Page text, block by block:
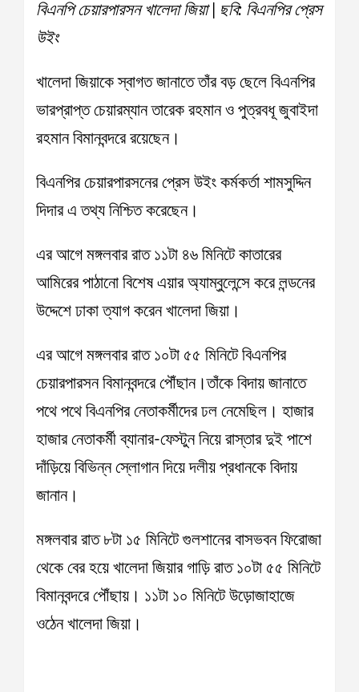
বিএনপি চেয়ারপারসন খালেদা জিয়া | ছবি: বিএনপির প্রেস
উইং
খালেদা জিয়াকে স্বাগত জানাতে তাঁর বড় ছেলে বিএনপির
ভারপ্রাপ্ত চেয়ারম্যান তারেক রহমান ও পুত্রবধূ জুবাইদা
রহমান বিমানবন্দরে রয়েছেন।
বিএনপির চেয়ারপারসনের প্রেস উইং কর্মকর্তা শামসুদ্দিন
দিদার এ তথ্য নিশ্চিত করেছেন।
এর আগে মঙ্গলবার রাত ১১টা ৪৬ মিনিটে কাতারের
আমিরের পাঠানো বিশেষ এয়ার অ্যাম্বুলেন্সে করে লন্ডনের
উদ্দেশে ঢাকা ত্যাগ করেন খালেদা জিয়া।
এর আগে মঙ্গলবার রাত ১০টা ৫৫ মিনিটে বিএনপির
চেয়ারপারসন বিমানবন্দরে পৌঁছান।তাঁকে বিদায় জানাতে
পথে পথে বিএনপির নেতাকর্মীদের ঢল নেমেছিল। হাজার
হাজার নেতাকর্মী ব্যানার-ফেস্টুন নিয়ে রাস্তার দুই পাশে
দাঁড়িয়ে বিভিন্ন স্লোগান দিয়ে দলীয় প্রধানকে বিদায়
জানান।
মঙ্গলবার রাত ৮টা ১৫ মিনিটে গুলশানের বাসভবন ফিরোজা
থেকে বের হয়ে খালেদা জিয়ার গাড়ি রাত ১০টা ৫৫ মিনিটে
বিমানবন্দরে পৌঁছায়। ১১টা ১০ মিনিটে উড়োজাহাজে
ওঠেন খালেদা জিয়া।